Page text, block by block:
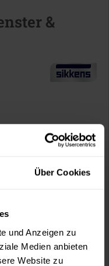
Über Cookies
und Anzeigen zu
Medien anbieten
Website zu
&